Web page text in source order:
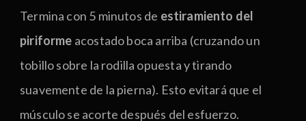
Termina con 5 minutos de estiramiento del
piriforme acostado boca arriba (cruzando un
tobillo sobre la rodilla opuesta y tirando
suavemente de la pierna). Esto evitará que el
músculo se acorte después del esfuerzo.